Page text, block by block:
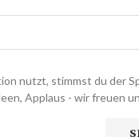
nutzt, stimmst du der
Applaus - wir freuen